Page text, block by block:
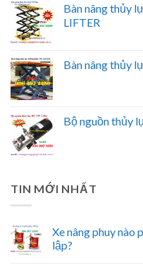
Bàn nâng thủy
LIFTER
Bàn nâng thủy
Bộ nguồn thủy
TIN MỚI NHẤT
Xe nâng phuy nào
lập?